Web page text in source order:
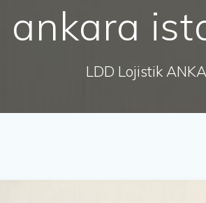
ankara
LDD Lojistik